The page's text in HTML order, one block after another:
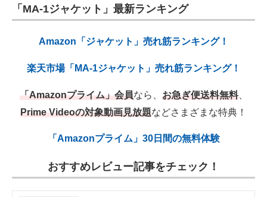
「MA-1ジャケット」最新ランキング
Amazon「ジャケット」売れ筋ランキング！
楽天市場「MA-1ジャケット」売れ筋ランキング！
「Amazonプライム」会員なら、 お急ぎ便送料無料、
Prime Videoの対象動画見放題などさまざまな特典！
「Amazonプライム」30日間の無料体験
おすすめレビュー記事をチェック！